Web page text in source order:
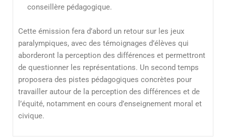
conseillère pédagogique.
Cette émission fera d’abord un retour sur les jeux
paralympiques, avec des témoignages d’élèves qui
aborderont la perception des différences et permettront
de questionner les représentations. Un second temps
proposera des pistes pédagogiques concrètes pour
travailler autour de la perception des différences et de
l’équité, notamment en cours d’enseignement moral et
civique.